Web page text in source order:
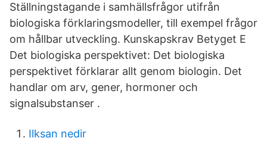
Ställningstagande i samhällsfrågor utifrån
biologiska förklaringsmodeller, till exempel frågor
om hållbar utveckling. Kunskapskrav Betyget E
Det biologiska perspektivet: Det biologiska
perspektivet förklarar allt genom biologin. Det
handlar om arv, gener, hormoner och
signalsubstanser .
Ilksan nedir